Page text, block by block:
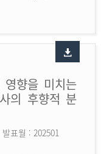
향을 미치는
의 후향적 분
발표월 : 202501